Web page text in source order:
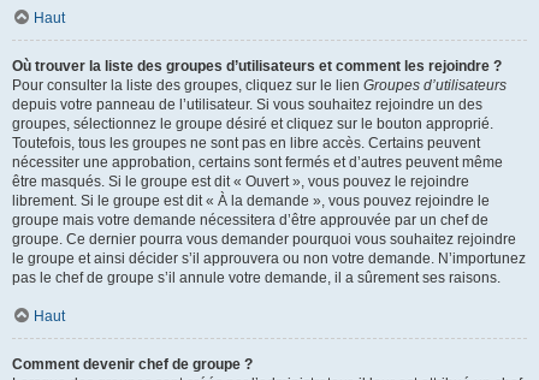
Haut
Où trouver la liste des groupes d’utilisateurs et comment les rejoindre ?
Pour consulter la liste des groupes, cliquez sur le lien Groupes d’utilisateurs
depuis votre panneau de l’utilisateur. Si vous souhaitez rejoindre un des
groupes, sélectionnez le groupe désiré et cliquez sur le bouton approprié.
Toutefois, tous les groupes ne sont pas en libre accès. Certains peuvent
nécessiter une approbation, certains sont fermés et d’autres peuvent même
être masqués. Si le groupe est dit « Ouvert », vous pouvez le rejoindre
librement. Si le groupe est dit « À la demande », vous pouvez rejoindre le
groupe mais votre demande nécessitera d’être approuvée par un chef de
groupe. Ce dernier pourra vous demander pourquoi vous souhaitez rejoindre
le groupe et ainsi décider s’il approuvera ou non votre demande. N’importunez
pas le chef de groupe s’il annule votre demande, il a sûrement ses raisons.
Haut
Comment devenir chef de groupe ?